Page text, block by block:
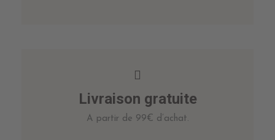
Livraison gratuite
A partir de 99€ d’achat.